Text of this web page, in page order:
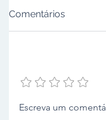
Deputado
Comentários
Escreva um